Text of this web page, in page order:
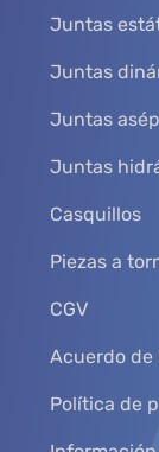
Juntas
Juntas
Juntas
Juntas
Casquillos
Piezas a
CGV
Acuerdo de
Política de